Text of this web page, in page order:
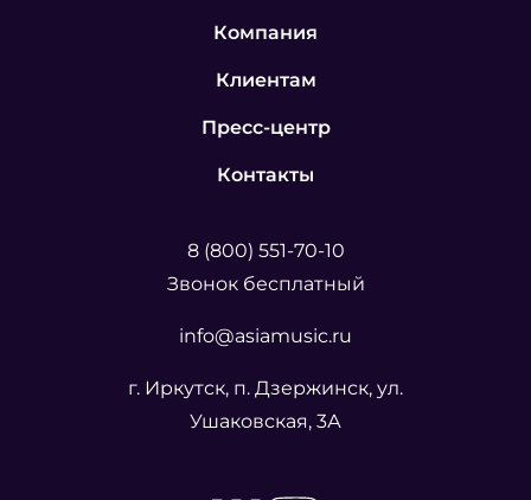
Компания
Клиентам
Пресс-центр
Контакты
8 (800) 551-70-10
Звонок бесплатный
info@asiamusic.ru
г. Иркутск, п. Дзержинск, ул.
Ушаковская, 3А